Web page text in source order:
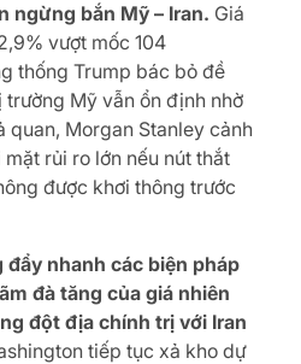
ngừng bắn Mỹ – Iran. Giá
vượt mốc 104
thống Trump bác bỏ đề
trường Mỹ vẫn ổn định nhờ
quan, Morgan Stanley cảnh
rủi ro lớn nếu nút thắt
được khơi thông trước
nhanh các biện pháp
đà tăng của giá nhiên
đột địa chính trị với Iran
tiếp tục xả kho dự